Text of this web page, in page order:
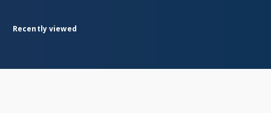
Recently viewed